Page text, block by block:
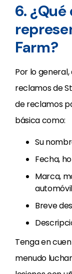
6.
Farm?
Por lo
reclamos de
de reclamos
básica como:
Su
Fecha,
Marca,
Breve
Tenga en
menudo